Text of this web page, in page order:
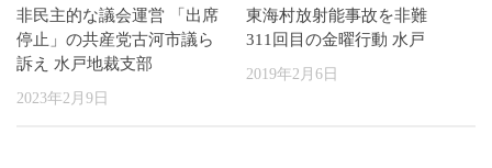
非民主的な議会運営 「出席
停止」の共産党古河市議ら
訴え 水戸地裁支部
2023年2月9日
東海村放射能事故を非難
311回目の金曜行動 水戸
2019年2月6日